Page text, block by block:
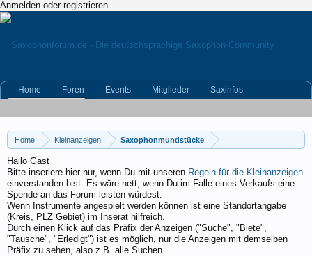
Anmelden oder registrieren
Home Kleinanzeigen Saxophonmundstücke
Hallo Gast
Bitte inseriere hier nur, wenn Du mit unseren Regeln für die Kleinanzeigen
einverstanden bist. Es wäre nett, wenn Du im Falle eines Verkaufs eine
Spende an das Forum leisten würdest.
Wenn Instrumente angespielt werden können ist eine Standortangabe
(Kreis, PLZ Gebiet) im Inserat hilfreich.
Durch einen Klick auf das Präfix der Anzeigen ("Suche", "Biete",
"Tausche", "Erledigt") ist es möglich, nur die Anzeigen mit demselben
Präfix zu sehen, also z.B. alle Suchen.
Home Foren Events Mitglieder
Saxinfos